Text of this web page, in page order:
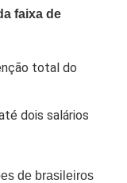
faixa de
total do
dois salários
de brasileiros